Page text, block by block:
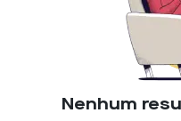
Nenhum